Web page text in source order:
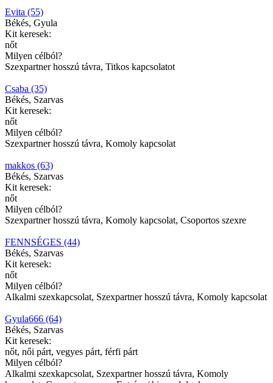
Evita (55)
Békés, Gyula
Kit keresek:
nőt
Milyen célból?
Szexpartner hosszú távra, Titkos kapcsolatot
Csaba (35)
Békés, Szarvas
Kit keresek:
nőt
Milyen célból?
Szexpartner hosszú távra, Komoly kapcsolat
makkos (63)
Békés, Szarvas
Kit keresek:
nőt
Milyen célból?
Szexpartner hosszú távra, Komoly kapcsolat, Csoportos szexre
FENNSÉGES (44)
Békés, Szarvas
Kit keresek:
nőt
Milyen célból?
Alkalmi szexkapcsolat, Szexpartner hosszú távra, Komoly kapcsolat
Gyula666 (64)
Békés, Szarvas
Kit keresek:
nőt, női párt, vegyes párt, férfi párt
Milyen célból?
Alkalmi szexkapcsolat, Szexpartner hosszú távra, Komoly